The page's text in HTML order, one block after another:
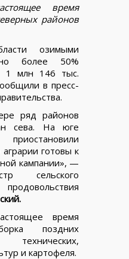
время
районов
озимыми
более 50%
1 млн 146 тыс.
в пресс-
ряд районов
сева. На юге
готовы к
кампании», —
сельского
время
поздних
и картофеля.